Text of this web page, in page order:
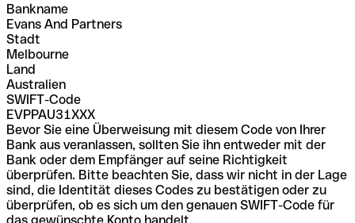
Bankname
Evans And Partners
Stadt
Melbourne
Land
Australien
SWIFT-Code
EVPPAU31XXX
Bevor Sie eine Überweisung mit diesem Code von Ihrer
Bank aus veranlassen, sollten Sie ihn entweder mit der
Bank oder dem Empfänger auf seine Richtigkeit
überprüfen. Bitte beachten Sie, dass wir nicht in der Lage
sind, die Identität dieses Codes zu bestätigen oder zu
überprüfen, ob es sich um den genauen SWIFT-Code für
das gewünschte Konto handelt.